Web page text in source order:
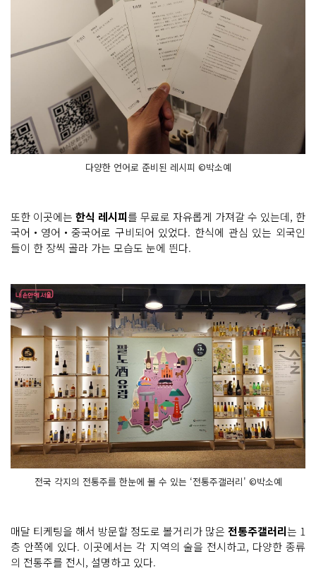
다양한 언어로 준비된 레시피 ©박소예
또한 이곳에는 한식 레시피를 무료로 자유롭게 가져갈 수 있는데, 한
국어‧영어‧중국어로 구비되어 있었다. 한식에 관심 있는 외국인
들이 한 장씩 골라 가는 모습도 눈에 띈다.
전국 각지의 전통주를 한눈에 볼 수 있는 ‘전통주갤러리' ©박소예
매달 티케팅을 해서 방문할 정도로 볼거리가 많은 전통주갤러리는 1
층 안쪽에 있다. 이곳에서는 각 지역의 술을 전시하고, 다양한 종류
의 전통주를 전시, 설명하고 있다.